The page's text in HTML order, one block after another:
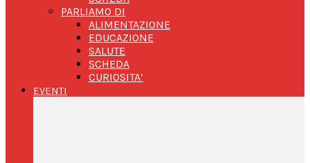
PARLIAMO DI
ALIMENTAZIONE
EDUCAZIONE
SALUTE
SCHEDA
CURIOSITA’
EVENTI